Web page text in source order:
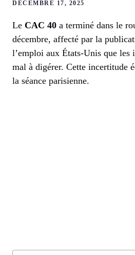
DÉCEMBRE 17, 2025
Le CAC 40 a terminé dans le
décembre, affecté par la
l’emploi aux États-Unis que les
mal à digérer. Cette incertitude
la séance parisienne.